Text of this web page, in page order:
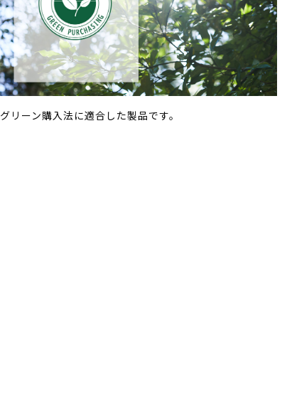
グリーン購入法に適合した製品です。